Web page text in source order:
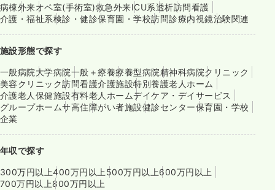
病棟外来オペ室(手術室)救急外来ICU系透析訪問看護
介護・福祉系検診・健診保育園・学校訪問診療内視鏡治験関連
施設形態で探す
一般病院大学病院一般＋療養療養型病院精神科病院クリニック
美容クリニック訪問看護介護施設特別養護老人ホーム
介護老人保健施設有料老人ホームデイケア・デイサービス
グループホームサ高住障がい者施設健診センター保育園・学校
企業
年収で探す
300万円以上400万円以上500万円以上600万円以上
700万円以上800万円以上